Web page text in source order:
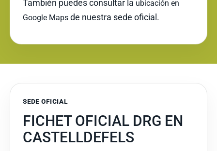
También puedes consultar la ubicación en
Google Maps de nuestra sede oficial.
SEDE OFICIAL
FICHET OFICIAL DRG EN
CASTELLDEFELS